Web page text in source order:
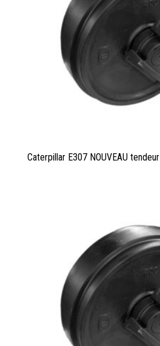
Caterpillar E307 NOUVEAU tendeur